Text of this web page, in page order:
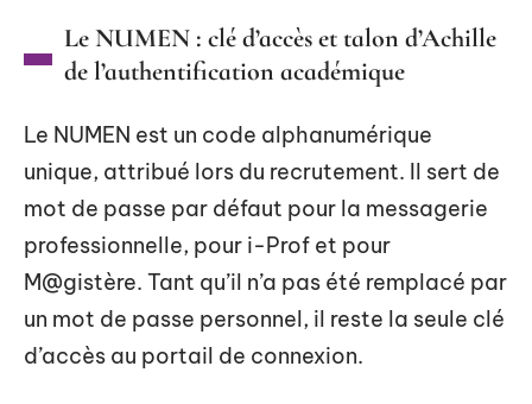
Le NUMEN : clé d’accès et talon d’Achille
de l’authentification académique
Le NUMEN est un code alphanumérique
unique, attribué lors du recrutement. Il sert de
mot de passe par défaut pour la messagerie
professionnelle, pour i-Prof et pour
M@gistère. Tant qu’il n’a pas été remplacé par
un mot de passe personnel, il reste la seule clé
d’accès au portail de connexion.